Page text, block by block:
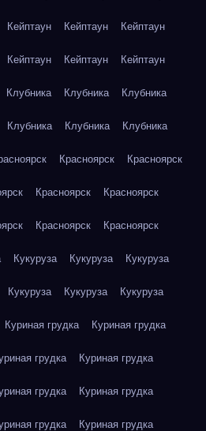
Кейптаун Кейптаун Кейптаун
Кейптаун Кейптаун Кейптаун
Клубника Клубника Клубника
Клубника Клубника Клубника
Красноярск Красноярск
Красноярск Красноярск
Красноярск Красноярск
Кукуруза Кукуруза Кукуруза
Кукуруза Кукуруза Кукуруза
Куриная грудка Куриная грудка
грудка Куриная грудка
грудка Куриная грудка
грудка Куриная грудка